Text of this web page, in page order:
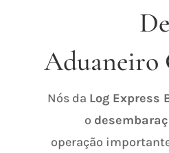
Aduaneiro
Nós da Log Express
o
operação